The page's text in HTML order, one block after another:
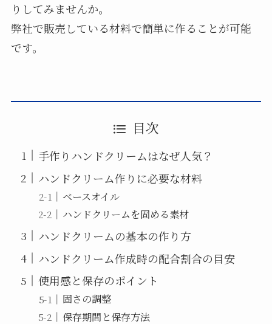
りしてみませんか。
弊社で販売している材料で簡単に作ることが可能
です。
目次
手作りハンドクリームはなぜ人気？
ハンドクリーム作りに必要な材料
ベースオイル
ハンドクリームを固める素材
ハンドクリームの基本の作り方
ハンドクリーム作成時の配合割合の目安
使用感と保存のポイント
固さの調整
保存期間と保存方法